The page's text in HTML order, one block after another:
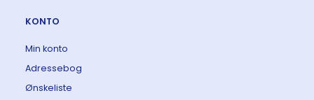
KONTO
Min konto
Adressebog
Ønskeliste